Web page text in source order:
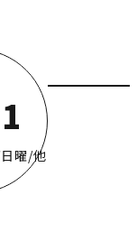
曜/他